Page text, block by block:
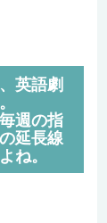
英語劇
週の指
延長線
ね。